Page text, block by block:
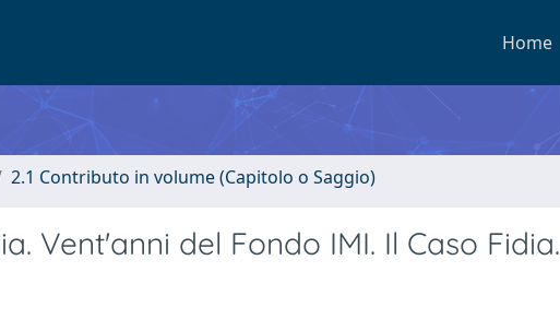
Home
2.1 Contributo in volume (Capitolo o Saggio)
Vent'anni del Fondo IMI. Il Caso Fidia.